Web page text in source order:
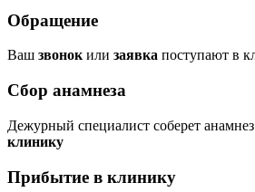
Обращение
Ваш звонокили заявка поступают в
Сбор анамнеза
Дежурный специалист соберет
клинику
Прибытие в клинику